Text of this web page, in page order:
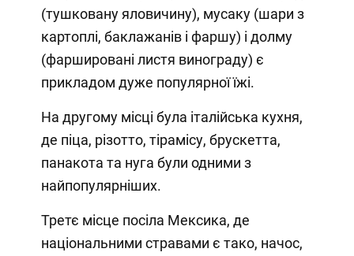
(тушковану яловичину), мусаку (шари з
картоплі, баклажанів і фаршу) і долму
(фаршировані листя винограду) є
прикладом дуже популярної їжі.
На другому місці була італійська кухня,
де піца, різотто, тірамісу, брускетта,
панакота та нуга були одними з
найпопулярніших.
Третє місце посіла Мексика, де
національними стравами є тако, начос,